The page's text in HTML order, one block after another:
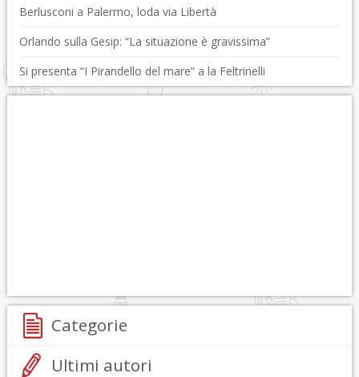
Berlusconi a Palermo, loda via Libertà
Orlando sulla Gesip: “La situazione è gravissima”
Si presenta “I Pirandello del mare” a la Feltrinelli
Categorie
Ultimi autori